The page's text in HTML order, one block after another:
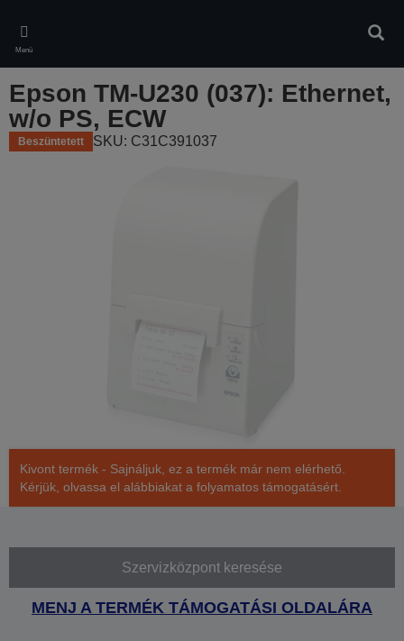
main
content
Menü
Epson TM-U230 (037): Ethernet,
w/o PS, ECW
Beszüntetett SKU: C31C391037
Kivont termék - Sajnáljuk, ez a termék már nem elérhető.
Kérjük, olvassa el alábbiakat a folyamatos támogatásért.
Szervizközpont keresése
MENJ A TERMÉK TÁMOGATÁSI OLDALÁRA